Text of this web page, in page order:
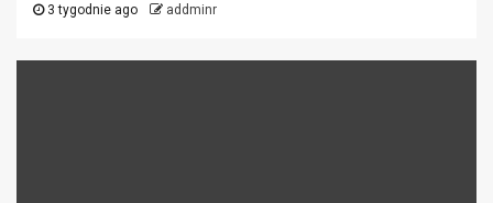
3 tygodnie ago addminr